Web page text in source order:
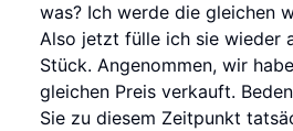
was? Ich werde die gleichen
Also jetzt fülle ich sie wieder
Stück. Angenommen, wir
gleichen Preis verkauft.
Sie zu diesem Zeitpunkt